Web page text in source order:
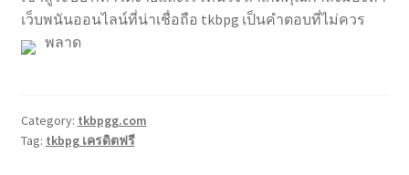
เว็บพนันออนไลน์ที่น่าเชื่อถือ tkbpg เป็นคำตอบที่ไม่ควร
พลาด
Category: tkbpgg.com
Tag: tkbpg เครดิตฟรี